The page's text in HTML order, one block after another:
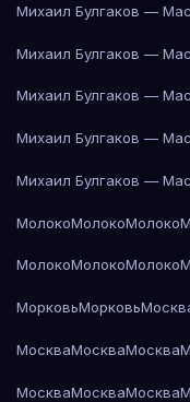
Михаил Булгаков —
Михаил Булгаков —
Михаил Булгаков —
Михаил Булгаков —
Михаил Булгаков —
МолокоМолокоМолоко
МолокоМолокоМолоко
МорковьМорковь
МоскваМоскваМосква
МоскваМоскваМосква